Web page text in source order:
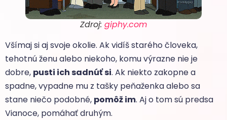
Zdroj: giphy.com
Všímaj si aj svoje okolie. Ak vidíš starého človeka,
tehotnú ženu alebo niekoho, komu výrazne nie je
dobre, pusti ich sadnúť si. Ak niekto zakopne a
spadne, vypadne mu z tašky peňaženka alebo sa
stane niečo podobné, pomôž im. Aj o tom sú predsa
Vianoce, pomáhať druhým.